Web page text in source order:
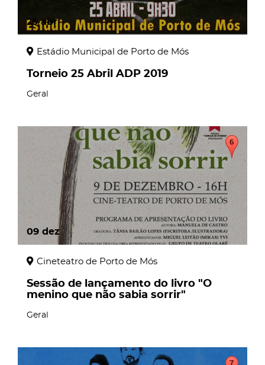
25 abr
Estádio Municipal de Porto de Mós
Torneio 25 Abril ADP 2019
Geral
09 dez
Cineteatro de Porto de Mós
Sessão de lançamento do livro "O
menino que não sabia sorrir"
Geral